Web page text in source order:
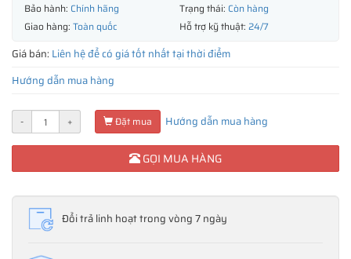
Bảo hành: Chính hãng Trạng thái: Còn hàng
Giao hàng: Toàn quốc Hỗ trợ kỹ thuật: 24/7
Giá bán: Liên hệ để có giá tốt nhất tại thời điểm
Hướng dẫn mua hàng
- + Đặt mua Hướng dẫn mua hàng
GỌI MUA HÀNG
Đổi trả linh hoạt trong vòng 7 ngày